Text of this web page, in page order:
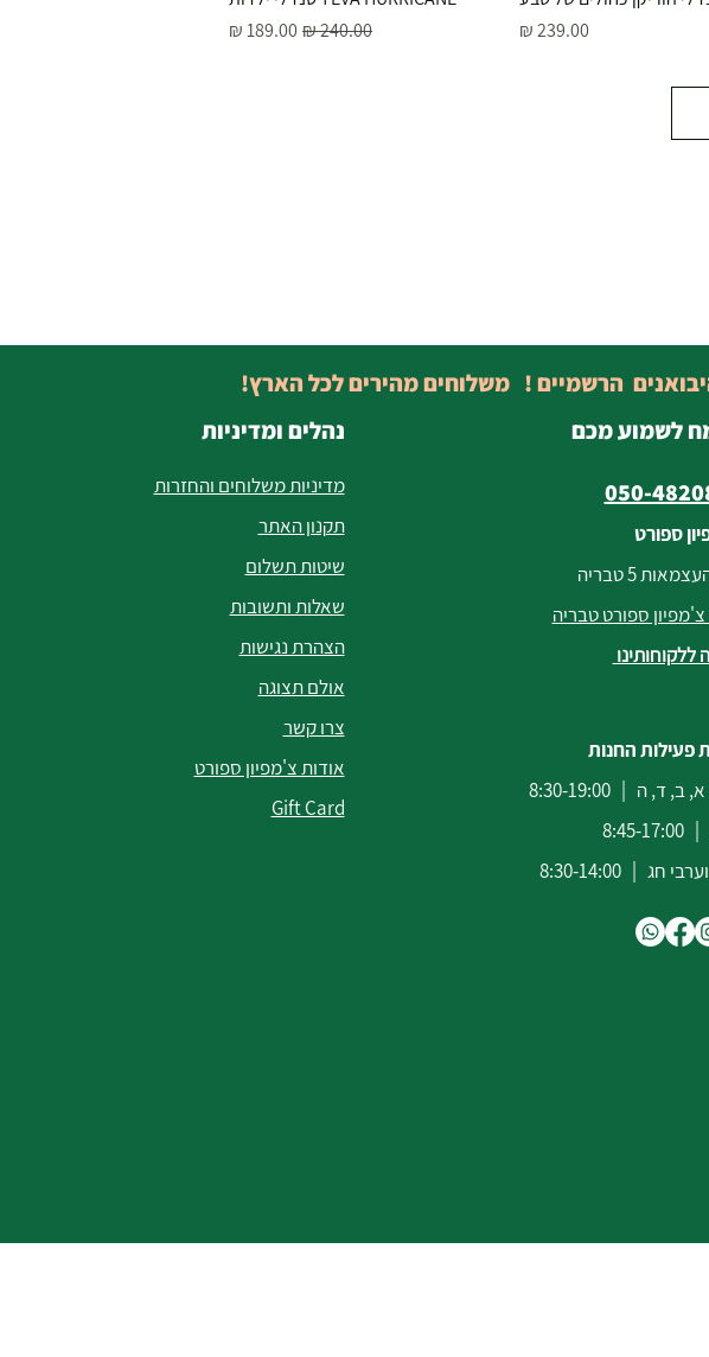
מחיר‏239.00 ‏₪
מחיר רגילמחיר מבצע
נהלים ומדיניות
מדיניות משלוחים והחזרות
תקנון האתר
שיטות תשלום
שאלות ותשובות
הצהרת נגישות
אולם תצוגה
צרו קשר
אודות צ'מפיון ספורט
Gift Card
לשמוע מכם
050-
ספורט
5 טבריה
צ'מפיון ספורט טבריה
ללקוחותינו
פעילות החנות
ב, ד, ה | 8:30-19:00
17:00
חג | 8:30-14:00
הרשמיים ! משלוחים מהירים לכל הארץ!